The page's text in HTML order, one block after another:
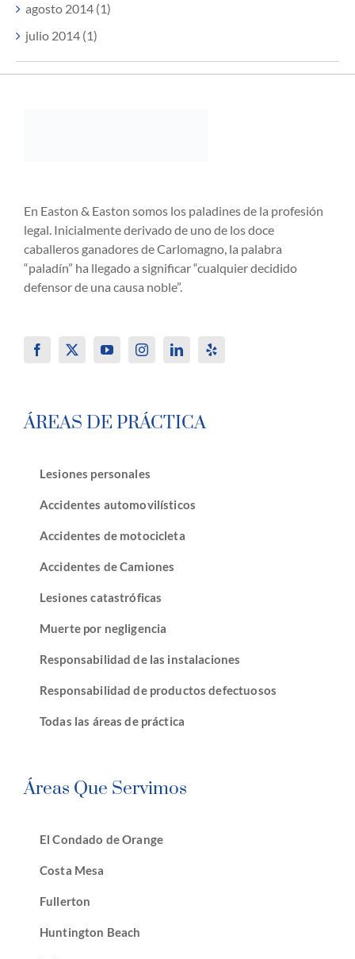
agosto 2014 (1)
julio 2014 (1)
En Easton & Easton somos los paladines de la profesión
legal. Inicialmente derivado de uno de los doce
caballeros ganadores de Carlomagno, la palabra
“paladín” ha llegado a significar “cualquier decidido
defensor de una causa noble”.
ÁREAS DE PRÁCTICA
Lesiones personales
Accidentes automovilísticos
Accidentes de motocicleta
Accidentes de Camiones
Lesiones catastróficas
Muerte por negligencia
Responsabilidad de las instalaciones
Responsabilidad de productos defectuosos
Todas las áreas de práctica
Áreas Que Servimos
El Condado de Orange
Costa Mesa
Fullerton
Huntington Beach